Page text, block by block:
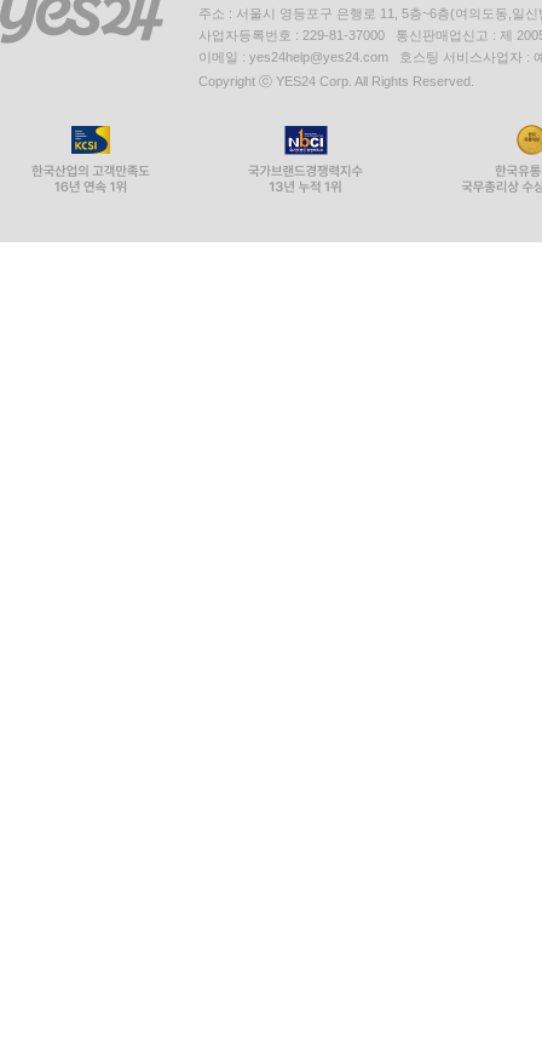
주소 : 서울시 영등포구 은행로 11, 5층~6층(여의도동,일신
사업자등록번호 : 229-81-37000 통신판매업신고 : 제
이메일 : yes24help@yes24.com 호스팅 서비스사업자 :
Copyright ⓒ YES24 Corp. All Rights Reserved.